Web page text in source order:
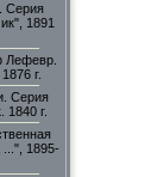
Серия
1891
г.
Серия
1840 г.
...", 1895-